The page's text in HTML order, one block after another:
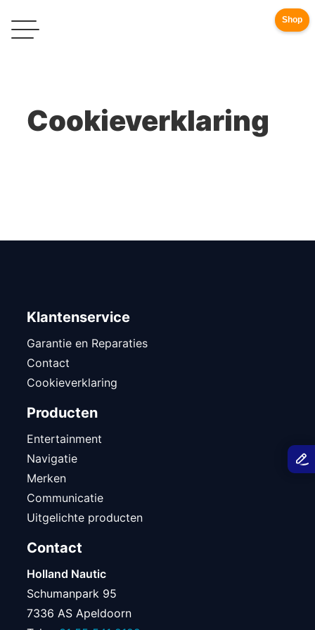
Cookieverklaring
Klantenservice
Garantie en Reparaties
Contact
Cookieverklaring
Producten
Entertainment
Navigatie
Merken
Communicatie
Uitgelichte producten
Contact
Holland Nautic
Schumanpark 95
7336 AS Apeldoorn
Shop